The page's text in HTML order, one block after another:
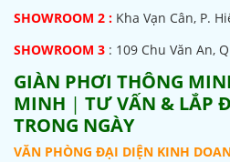
SHOWROOM 2 : Kha Vạn Cân, P.
SHOWROOM 3 : 109 Chu Văn An,
GIÀN PHƠI THÔNG
MINH | TƯ VẤN & LẮP
TRONG NGÀY
VĂN PHÒNG ĐẠI DIỆN KINH